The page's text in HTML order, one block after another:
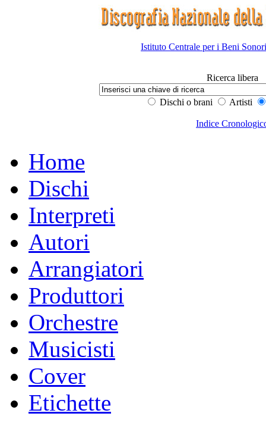
Istituto Centrale per i Beni
Ricerca libera
Dischi o brani Artisti
Indice
Home
Dischi
Interpreti
Autori
Arrangiatori
Produttori
Orchestre
Musicisti
Cover
Etichette